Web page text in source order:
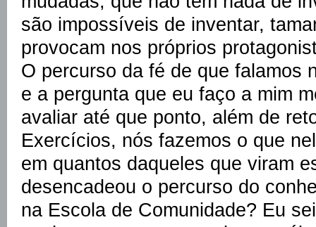
são impossíveis de inventar,
provocam nos próprios
O percurso da fé de que falamos
e a pergunta que eu faço a mim
avaliar até que ponto, além de
Exercícios, nós fazemos o que
em quantos daqueles que viram
desencadeou o percurso do
na Escola de Comunidade? Eu